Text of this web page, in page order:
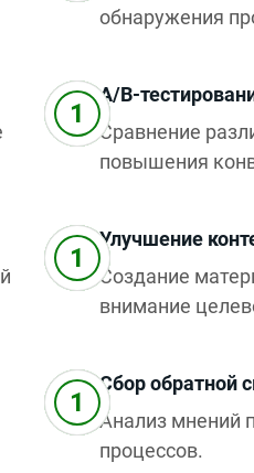
обнаружения
A/B-
Сравнение
повышения
Улучшение
Создание
внимание
Сбор обратной
Анализ мнений
процессов.